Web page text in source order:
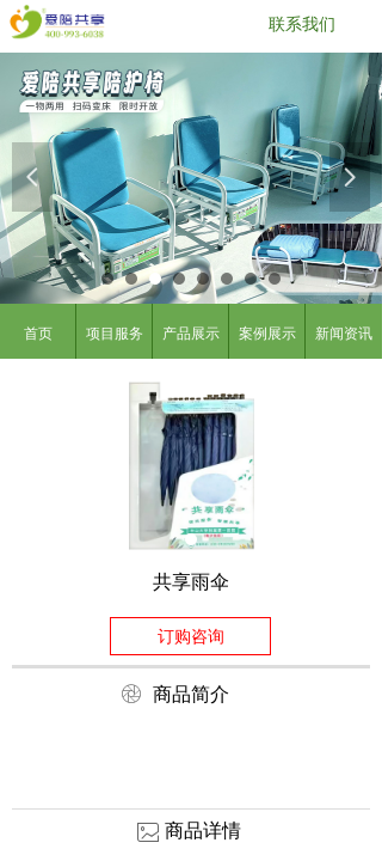
联系我们
넳 넲
共享雨伞
商品简介
首页 项目服务 产品展示 案例展示 新闻资讯
商品详情
ꁵ
ꂈ
订购咨询